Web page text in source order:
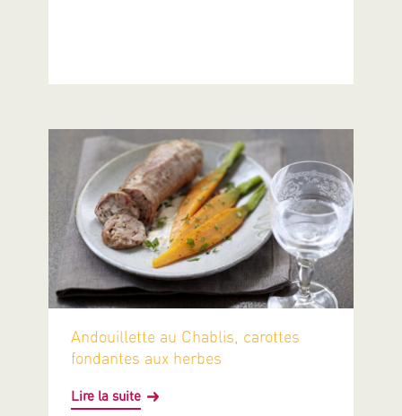
Andouillette au Chablis, carottes
fondantes aux herbes
Lire la suite